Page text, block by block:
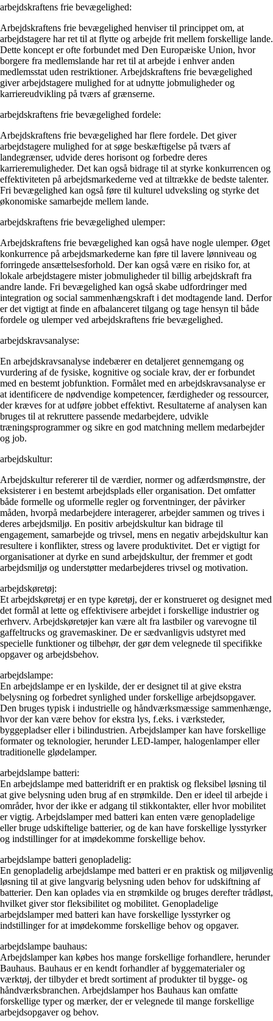
arbejdskraftens frie bevægelighed:
Arbejdskraftens frie bevægelighed henviser til princippet om, at
arbejdstagere har ret til at flytte og arbejde frit mellem forskellige lande.
Dette koncept er ofte forbundet med Den Europæiske Union, hvor
borgere fra medlemslande har ret til at arbejde i enhver anden
medlemsstat uden restriktioner. Arbejdskraftens frie bevægelighed
giver arbejdstagere mulighed for at udnytte jobmuligheder og
karriereudvikling på tværs af grænserne.
arbejdskraftens frie bevægelighed fordele:
Arbejdskraftens frie bevægelighed har flere fordele. Det giver
arbejdstagere mulighed for at søge beskæftigelse på tværs af
landegrænser, udvide deres horisont og forbedre deres
karrieremuligheder. Det kan også bidrage til at styrke konkurrencen og
effektiviteten på arbejdsmarkederne ved at tiltrække de bedste talenter.
Fri bevægelighed kan også føre til kulturel udveksling og styrke det
økonomiske samarbejde mellem lande.
arbejdskraftens frie bevægelighed ulemper:
Arbejdskraftens frie bevægelighed kan også have nogle ulemper. Øget
konkurrence på arbejdsmarkederne kan føre til lavere lønniveau og
forringede ansættelsesforhold. Der kan også være en risiko for, at
lokale arbejdstagere mister jobmuligheder til billig arbejdskraft fra
andre lande. Fri bevægelighed kan også skabe udfordringer med
integration og social sammenhængskraft i det modtagende land. Derfor
er det vigtigt at finde en afbalanceret tilgang og tage hensyn til både
fordele og ulemper ved arbejdskraftens frie bevægelighed.
arbejdskravsanalyse:
En arbejdskravsanalyse indebærer en detaljeret gennemgang og
vurdering af de fysiske, kognitive og sociale krav, der er forbundet
med en bestemt jobfunktion. Formålet med en arbejdskravsanalyse er
at identificere de nødvendige kompetencer, færdigheder og ressourcer,
der kræves for at udføre jobbet effektivt. Resultaterne af analysen kan
bruges til at rekruttere passende medarbejdere, udvikle
træningsprogrammer og sikre en god matchning mellem medarbejder
og job.
arbejdskultur:
Arbejdskultur refererer til de værdier, normer og adfærdsmønstre, der
eksisterer i en bestemt arbejdsplads eller organisation. Det omfatter
både formelle og uformelle regler og forventninger, der påvirker
måden, hvorpå medarbejdere interagerer, arbejder sammen og trives i
deres arbejdsmiljø. En positiv arbejdskultur kan bidrage til
engagement, samarbejde og trivsel, mens en negativ arbejdskultur kan
resultere i konflikter, stress og lavere produktivitet. Det er vigtigt for
organisationer at dyrke en sund arbejdskultur, der fremmer et godt
arbejdsmiljø og understøtter medarbejderes trivsel og motivation.
arbejdskøretøj:
Et arbejdskøretøj er en type køretøj, der er konstrueret og designet med
det formål at lette og effektivisere arbejdet i forskellige industrier og
erhverv. Arbejdskøretøjer kan være alt fra lastbiler og varevogne til
gaffeltrucks og gravemaskiner. De er sædvanligvis udstyret med
specielle funktioner og tilbehør, der gør dem velegnede til specifikke
opgaver og arbejdsbehov.
arbejdslampe:
En arbejdslampe er en lyskilde, der er designet til at give ekstra
belysning og forbedret synlighed under forskellige arbejdsopgaver.
Den bruges typisk i industrielle og håndværksmæssige sammenhænge,
hvor der kan være behov for ekstra lys, f.eks. i værksteder,
byggepladser eller i bilindustrien. Arbejdslamper kan have forskellige
formater og teknologier, herunder LED-lamper, halogenlamper eller
traditionelle glødelamper.
arbejdslampe batteri:
En arbejdslampe med batteridrift er en praktisk og fleksibel løsning til
at give belysning uden brug af en strømkilde. Den er ideel til arbejde i
områder, hvor der ikke er adgang til stikkontakter, eller hvor mobilitet
er vigtig. Arbejdslamper med batteri kan enten være genopladelige
eller bruge udskiftelige batterier, og de kan have forskellige lysstyrker
og indstillinger for at imødekomme forskellige behov.
arbejdslampe batteri genopladelig:
En genopladelig arbejdslampe med batteri er en praktisk og miljøvenlig
løsning til at give langvarig belysning uden behov for udskiftning af
batterier. Den kan oplades via en strømkilde og bruges derefter trådløst,
hvilket giver stor fleksibilitet og mobilitet. Genopladelige
arbejdslamper med batteri kan have forskellige lysstyrker og
indstillinger for at imødekomme forskellige behov og opgaver.
arbejdslampe bauhaus:
Arbejdslamper kan købes hos mange forskellige forhandlere, herunder
Bauhaus. Bauhaus er en kendt forhandler af byggematerialer og
værktøj, der tilbyder et bredt sortiment af produkter til bygge- og
håndværksbranchen. Arbejdslamper hos Bauhaus kan omfatte
forskellige typer og mærker, der er velegnede til mange forskellige
arbejdsopgaver og behov.